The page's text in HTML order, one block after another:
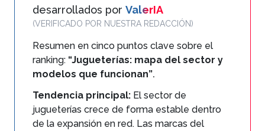
desarrollados por ValerIA
(VERIFICADO POR NUESTRA REDACCIÓN)
Resumen en cinco puntos clave sobre el
ranking: “Jugueterías: mapa del sector y
modelos que funcionan”.
Tendencia principal: El sector de
jugueterías crece de forma estable dentro
de la expansión en red. Las marcas del